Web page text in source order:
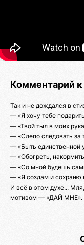
Комментарий
Так и не дождался в
— «Я хочу тебе
— «Твой тыл в моих
— «Слепо следовать за
— «Быть единственной
— «Обогреть,
— «Со мной будешь
— «Я создам и
И всё в этом духе...
мотивом — «ДАЙ МНЕ».